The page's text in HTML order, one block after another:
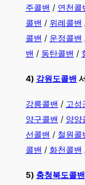
주콜밴 / 연천콜
콜밴 / 위례콜밴
콜밴 / 운정콜밴
밴 / 동탄콜밴 /
4) 강원도콜밴
강릉콜밴 / 고성
양구콜밴 / 양양
선콜밴 / 철원콜
콜밴 / 화천콜밴
5) 충청북도콜밴